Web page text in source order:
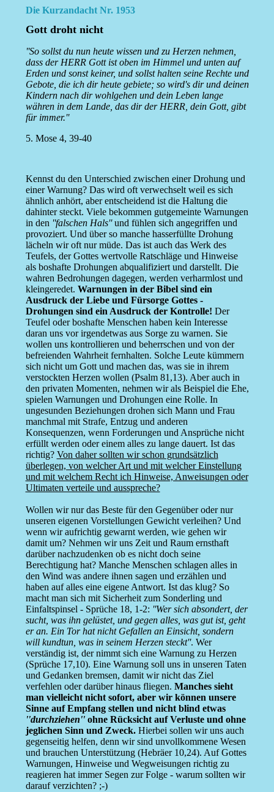
Die Kurzandacht Nr. 1953
Gott droht nicht
''So sollst du nun heute wissen und zu Herzen nehmen,
dass der HERR Gott ist oben im Himmel und unten auf
Erden und sonst keiner, und sollst halten seine Rechte und
Gebote, die ich dir heute gebiete; so wird's dir und deinen
Kindern nach dir wohlgehen und dein Leben lange
währen in dem Lande, das dir der HERR, dein Gott, gibt
für immer.''
5. Mose 4, 39-40
Kennst du den Unterschied zwischen einer Drohung und
einer Warnung? Das wird oft verwechselt weil es sich
ähnlich anhört, aber entscheidend ist die Haltung die
dahinter steckt. Viele bekommen gutgemeinte Warnungen
in den ''falschen Hals''und fühlen sich angegriffen und
provoziert. Und über so manche hasserfüllte Drohung
lächeln wir oft nur müde. Das ist auch das Werk des
Teufels, der Gottes wertvolle Ratschläge und Hinweise
als boshafte Drohungen abqualifiziert und darstellt. Die
wahren Bedrohungen dagegen, werden verharmlost und
kleingeredet. Warnungen in der Bibel sind ein
Ausdruck der Liebe und Fürsorge Gottes -
Drohungen sind ein Ausdruck der Kontrolle! Der
Teufel oder boshafte Menschen haben kein Interesse
daran uns vor irgendetwas aus Sorge zu warnen. Sie
wollen uns kontrollieren und beherrschen und von der
befreienden Wahrheit fernhalten. Solche Leute kümmern
sich nicht um Gott und machen das, was sie in ihrem
verstockten Herzen wollen (Psalm 81,13). Aber auch in
den privaten Momenten, nehmen wir als Beispiel die Ehe,
spielen Warnungen und Drohungen eine Rolle. In
ungesunden Beziehungen drohen sich Mann und Frau
manchmal mit Strafe, Entzug und anderen
Konsequenzen, wenn Forderungen und Ansprüche nicht
erfüllt werden oder einem alles zu lange dauert. Ist das
richtig? Von daher sollten wir schon grundsätzlich
überlegen, von welcher Art und mit welcher Einstellung
und mit welchem Recht ich Hinweise, Anweisungen oder
Ultimaten verteile und ausspreche?
Wollen wir nur das Beste für den Gegenüber oder nur
unseren eigenen Vorstellungen Gewicht verleihen? Und
wenn wir aufrichtig gewarnt werden, wie gehen wir
damit um? Nehmen wir uns Zeit und Raum ernsthaft
darüber nachzudenken ob es nicht doch seine
Berechtigung hat? Manche Menschen schlagen alles in
den Wind was andere ihnen sagen und erzählen und
haben auf alles eine eigene Antwort. Ist das klug? So
macht man sich mit Sicherheit zum Sonderling und
Einfaltspinsel - Sprüche 18, 1-2: ''Wer sich absondert, der
sucht, was ihn gelüstet, und gegen alles, was gut ist, geht
er an. Ein Tor hat nicht Gefallen an Einsicht, sondern
will kundtun, was in seinem Herzen steckt''. Wer
verständig ist, der nimmt sich eine Warnung zu Herzen
(Sprüche 17,10). Eine Warnung soll uns in unseren Taten
und Gedanken bremsen, damit wir nicht das Ziel
verfehlen oder darüber hinaus fliegen. Manches sieht
man vielleicht nicht sofort, aber wir können unsere
Sinne auf Empfang stellen und nicht blind etwas
''durchziehen''ohne Rücksicht auf Verluste und ohne
jeglichen Sinn und Zweck.Hierbei sollen wir uns auch
gegenseitig helfen, denn wir sind unvollkommene Wesen
und brauchen Unterstützung (Hebräer 10,24). Auf Gottes
Warnungen, Hinweise und Wegweisungen richtig zu
reagieren hat immer Segen zur Folge - warum sollten wir
darauf verzichten? ;-)